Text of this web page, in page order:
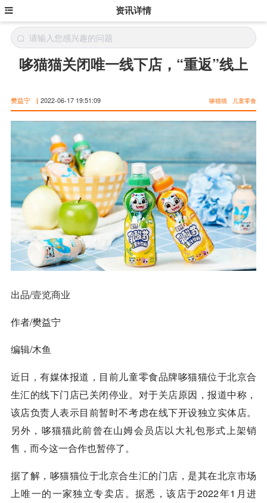
资讯详情
哆猫猫关闭唯一线下店，“重返”线上
樊益宁 | 2022-06-17 19:51:09 哆猫猫 儿童零食
出品/壹览商业
作者/樊益宁
编辑/木鱼
近日，有媒体报道，目前儿童零食品牌哆猫猫位于北京合
生汇的线下门店已关闭停业。对于关店原因，报道中称，
该店负责人表示目前暂时不考虑在线下开设独立实体店。
另外，哆猫猫此前曾在山姆会员店以大礼包形式上架销
售，而今这一合作也暂停了。
据了解，哆猫猫位于北京合生汇的门店，是其在北京市场
上唯一的一家独立专卖店。据悉，该店于2022年1月进